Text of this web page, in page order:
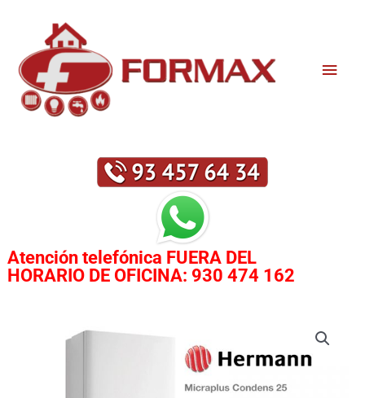
contenido
Atención telefónica FUERA DEL
HORARIO DE OFICINA: 930 474 162
HERMANN